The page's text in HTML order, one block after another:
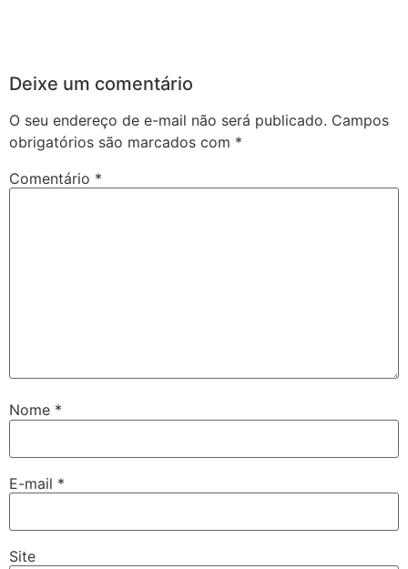
Deixe um comentário
O seu endereço de e-mail não será publicado. Campos
obrigatórios são marcados com *
Comentário *
Nome *
E-mail *
Site